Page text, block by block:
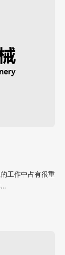
工作中占有很重
…